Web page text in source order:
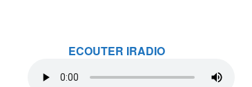
ECOUTER IRADIO